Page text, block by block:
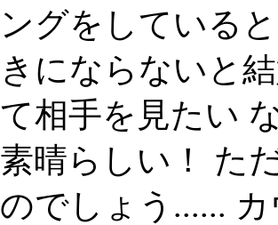
ングをしている
きにならないと
て相手を見たい
素晴らしい！ た
のでしょう......